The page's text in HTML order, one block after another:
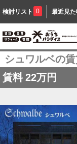
検討リスト 0 最近見
シュワルベの
賃料 22万円